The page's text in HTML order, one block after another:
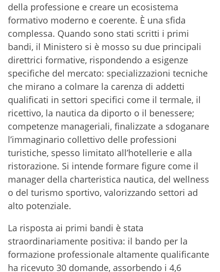
della professione e creare un ecosistema
formativo moderno e coerente. È una sfida
complessa. Quando sono stati scritti i primi
bandi, il Ministero si è mosso su due principali
direttrici formative, rispondendo a esigenze
specifiche del mercato: specializzazioni tecniche
che mirano a colmare la carenza di addetti
qualificati in settori specifici come il termale, il
ricettivo, la nautica da diporto o il benessere;
competenze manageriali, finalizzate a sdoganare
l’immaginario collettivo delle professioni
turistiche, spesso limitato all’hotellerie e alla
ristorazione. Si intende formare figure come il
manager della charteristica nautica, del wellness
o del turismo sportivo, valorizzando settori ad
alto potenziale.
La risposta ai primi bandi è stata
straordinariamente positiva: il bando per la
formazione professionale altamente qualificante
ha ricevuto 30 domande, assorbendo i 4,6